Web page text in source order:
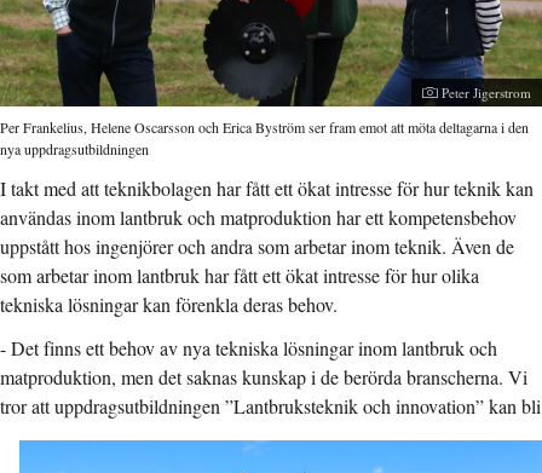
Fotograf:
Peter Jigerstrom
Per Frankelius, Helene Oscarsson och Erica Byström ser fram emot att möta deltagarna i den
nya uppdragsutbildningen
I takt med att teknikbolagen har fått ett ökat intresse för hur teknik kan
användas inom lantbruk och matproduktion har ett kompetensbehov
uppstått hos ingenjörer och andra som arbetar inom teknik. Även de
som arbetar inom lantbruk har fått ett ökat intresse för hur olika
tekniska lösningar kan förenkla deras behov.
- Det finns ett behov av nya tekniska lösningar inom lantbruk och
matproduktion, men det saknas kunskap i de berörda branscherna. Vi
tror att uppdragsutbildningen”Lantbruksteknik och innovation” kan bli